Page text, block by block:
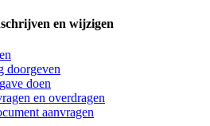
en wijzigen
doorgeven
doen
en overdragen
aanvragen